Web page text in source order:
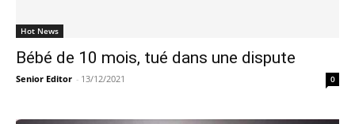
Hot News
Bébé de 10 mois, tué dans une dispute
Senior Editor - 13/12/2021 0